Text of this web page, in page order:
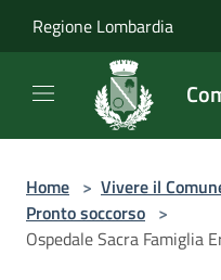
Regione Lombardia
Home > Vivere il
Pronto soccorso >
Ospedale Sacra Famiglia